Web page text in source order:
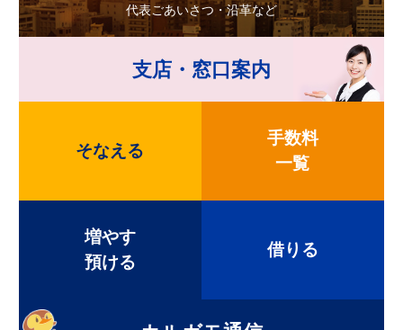
代表ごあいさつ・沿革など
支店・窓口案内
そなえる
手数料
一覧
増やす
預ける
借りる